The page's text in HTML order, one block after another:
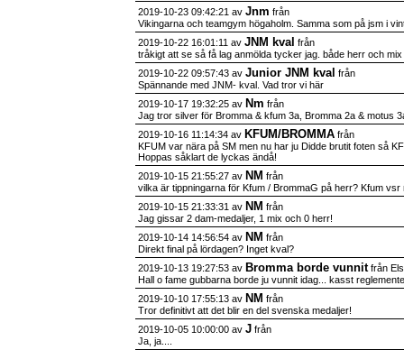
2019-10-23 09:42:21 av Jnm från
Vikingarna och teamgym högaholm. Samma som på jsm i
2019-10-22 16:01:11 av JNM kval från
tråkigt att se så få lag anmölda tycker jag. både herr och
2019-10-22 09:57:43 av Junior JNM kval från
Spännande med JNM- kval. Vad tror vi här
2019-10-17 19:32:25 av Nm från
Jag tror silver för Bromma & kfum 3a, Bromma 2a & motus
2019-10-16 11:14:34 av KFUM/BROMMA från
KFUM var nära på SM men nu har ju Didde brutit foten så
Hoppas såklart de lyckas ändå!
2019-10-15 21:55:27 av NM från
vilka är tippningarna för Kfum / BrommaG på herr? Kfum vsr
2019-10-15 21:33:31 av NM från
Jag gissar 2 dam-medaljer, 1 mix och 0 herr!
2019-10-14 14:56:54 av NM från
Direkt final på lördagen? Inget kval?
2019-10-13 19:27:53 av Bromma borde vunnitfrån
Hall o fame gubbarna borde ju vunnit idag... kasst reglemente
2019-10-10 17:55:13 av NM från
Tror definitivt att det blir en del svenska medaljer!
2019-10-05 10:00:00 av J från
Ja, ja....